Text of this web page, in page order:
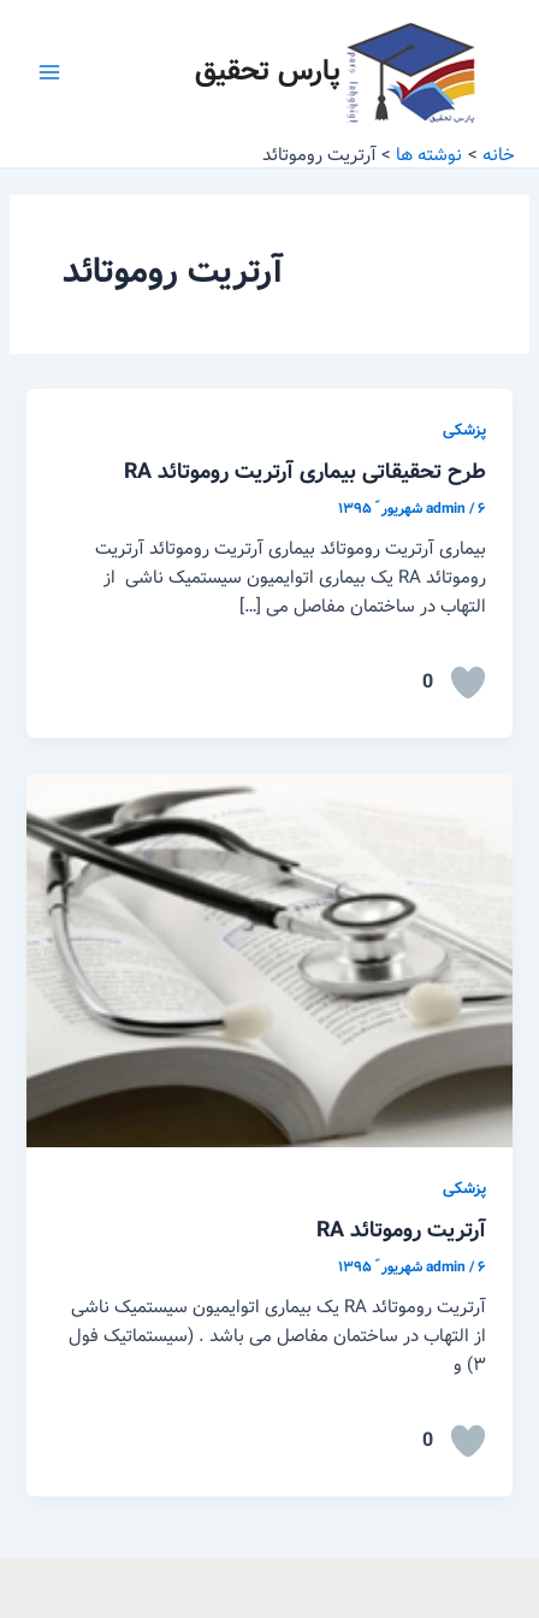
پارس تحقیق
خانه نوشته ها آرتریت روموتائد
آرتریت روموتائد
پزشکی
طرح تحقیقاتی بیماری آرتریت روموتائد RA
admin/۶ شهریور ّ ۱۳۹۵
بیماری آرتریت روموتائد بیماری آرتریت روموتائد آرتریت
روموتائد RA یک بیماری اتوایمیون سیستمیک ناشی از
التهاب در ساختمان مفاصل می […]
0
پزشکی
آرتریت روموتائد RA
admin/۶ شهریور ّ ۱۳۹۵
آرتریت روموتائد RA یک بیماری اتوایمیون سیستمیک ناشی
از التهاب در ساختمان مفاصل می باشد . (سیستماتیک فول
۳) و
0